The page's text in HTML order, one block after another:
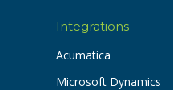
Integrations
Acumatica
Microsoft Dynamics